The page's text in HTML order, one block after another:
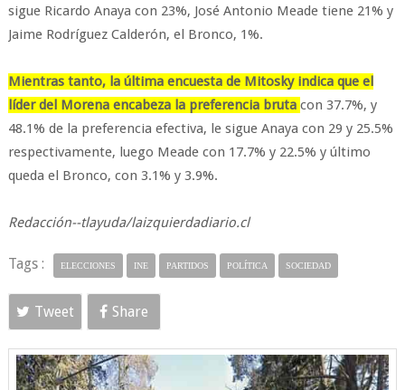
sigue Ricardo Anaya con 23%, José Antonio Meade tiene 21% y
Jaime Rodríguez Calderón, el Bronco, 1%.
Mientras tanto, la última encuesta de Mitosky indica que el
líder del Morena encabeza la preferencia bruta con 37.7%, y
48.1% de la preferencia efectiva, le sigue Anaya con 29 y 25.5%
respectivamente, luego Meade con 17.7% y 22.5% y último
queda el Bronco, con 3.1% y 3.9%.
Redacción--tlayuda/laizquierdadiario.cl
Tags : ELECCIONES INE PARTIDOS POLÍTICA SOCIEDAD
Tweet Share